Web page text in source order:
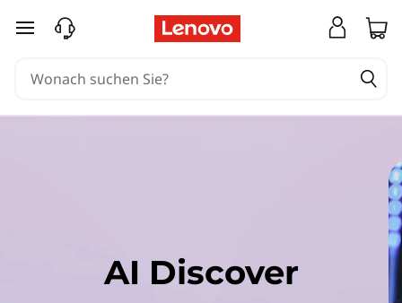
zum Hauptinhalt springen
AI Discover